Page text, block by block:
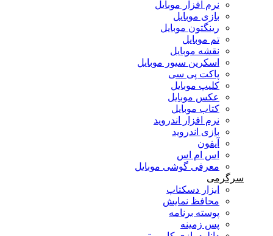
نرم افزار موبایل
بازی موبایل
رینگتون موبایل
تم موبایل
نقشه موبایل
اسکرین سیور موبایل
پاکت پی سی
کلیپ موبایل
عکس موبایل
کتاب موبایل
نرم افزار اندروید
بازی اندروید
آیفون
اس ام اس
معرفی گوشی موبایل
سرگرمی
ابزار دسکتاپ
محافظ نمایش
پوسته برنامه
پس زمینه